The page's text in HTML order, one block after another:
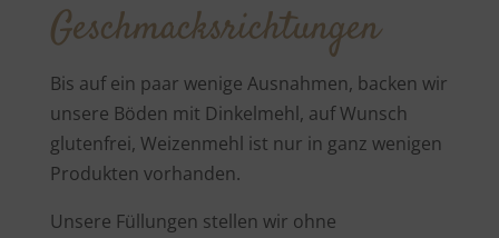
Geschmacksrichtungen
Bis auf ein paar wenige Ausnahmen, backen wir
unsere Böden mit Dinkelmehl, auf Wunsch
glutenfrei, Weizenmehl ist nur in ganz wenigen
Produkten vorhanden.
Unsere Füllungen stellen wir ohne